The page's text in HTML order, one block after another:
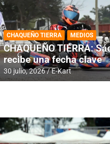
DESTACADA INFORME CENTRAL
RMC BUENOS
histórica en
4 agosto, 2026 E-Kart
CHAQUEÑO TIERRA MEDIOS
CHAQUEÑO TIERRA:
recibe una fecha clave
30 julio, 2026 E-Kart